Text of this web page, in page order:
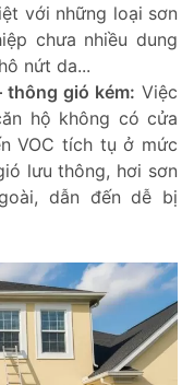
với những loại sơn
chưa nhiều dung
nứt da...
thông gió kém: Việc
hộ không có cửa
VOC tích tụ ở mức
lưu thông, hơi sơn
dẫn đến dễ bị